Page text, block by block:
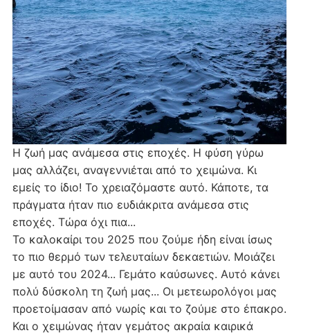
Η ζωή μας ανάμεσα στις εποχές. Η φύση γύρω
μας αλλάζει, αναγεννιέται από το χειμώνα. Κι
εμείς το ίδιο! Το χρειαζόμαστε αυτό. Κάποτε, τα
πράγματα ήταν πιο ευδιάκριτα ανάμεσα στις
εποχές. Τώρα όχι πια...
Το καλοκαίρι του 2025 που ζούμε ήδη είναι ίσως
το πιο θερμό των τελευταίων δεκαετιών. Μοιάζει
με αυτό του 2024... Γεμάτο καύσωνες. Αυτό κάνει
πολύ δύσκολη τη ζωή μας... Οι μετεωρολόγοι μας
προετοίμασαν από νωρίς και το ζούμε στο έπακρο.
Και ο χειμώνας ήταν γεμάτος ακραία καιρικά